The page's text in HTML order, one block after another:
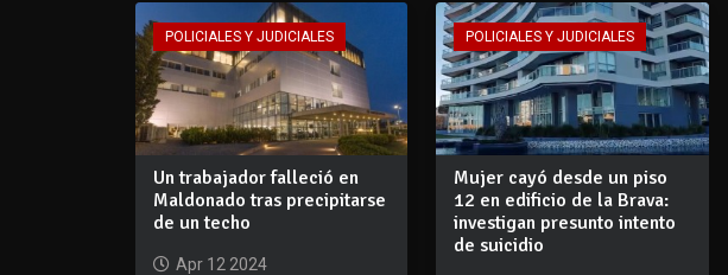
POLICIALES Y JUDICIALES
Un trabajador falleció en
Maldonado tras precipitarse
de un techo
Apr 12 2024
POLICIALES Y JUDICIALES
Mujer cayó desde un piso
12 en edificio de la Brava:
investigan presunto intento
de suicidio